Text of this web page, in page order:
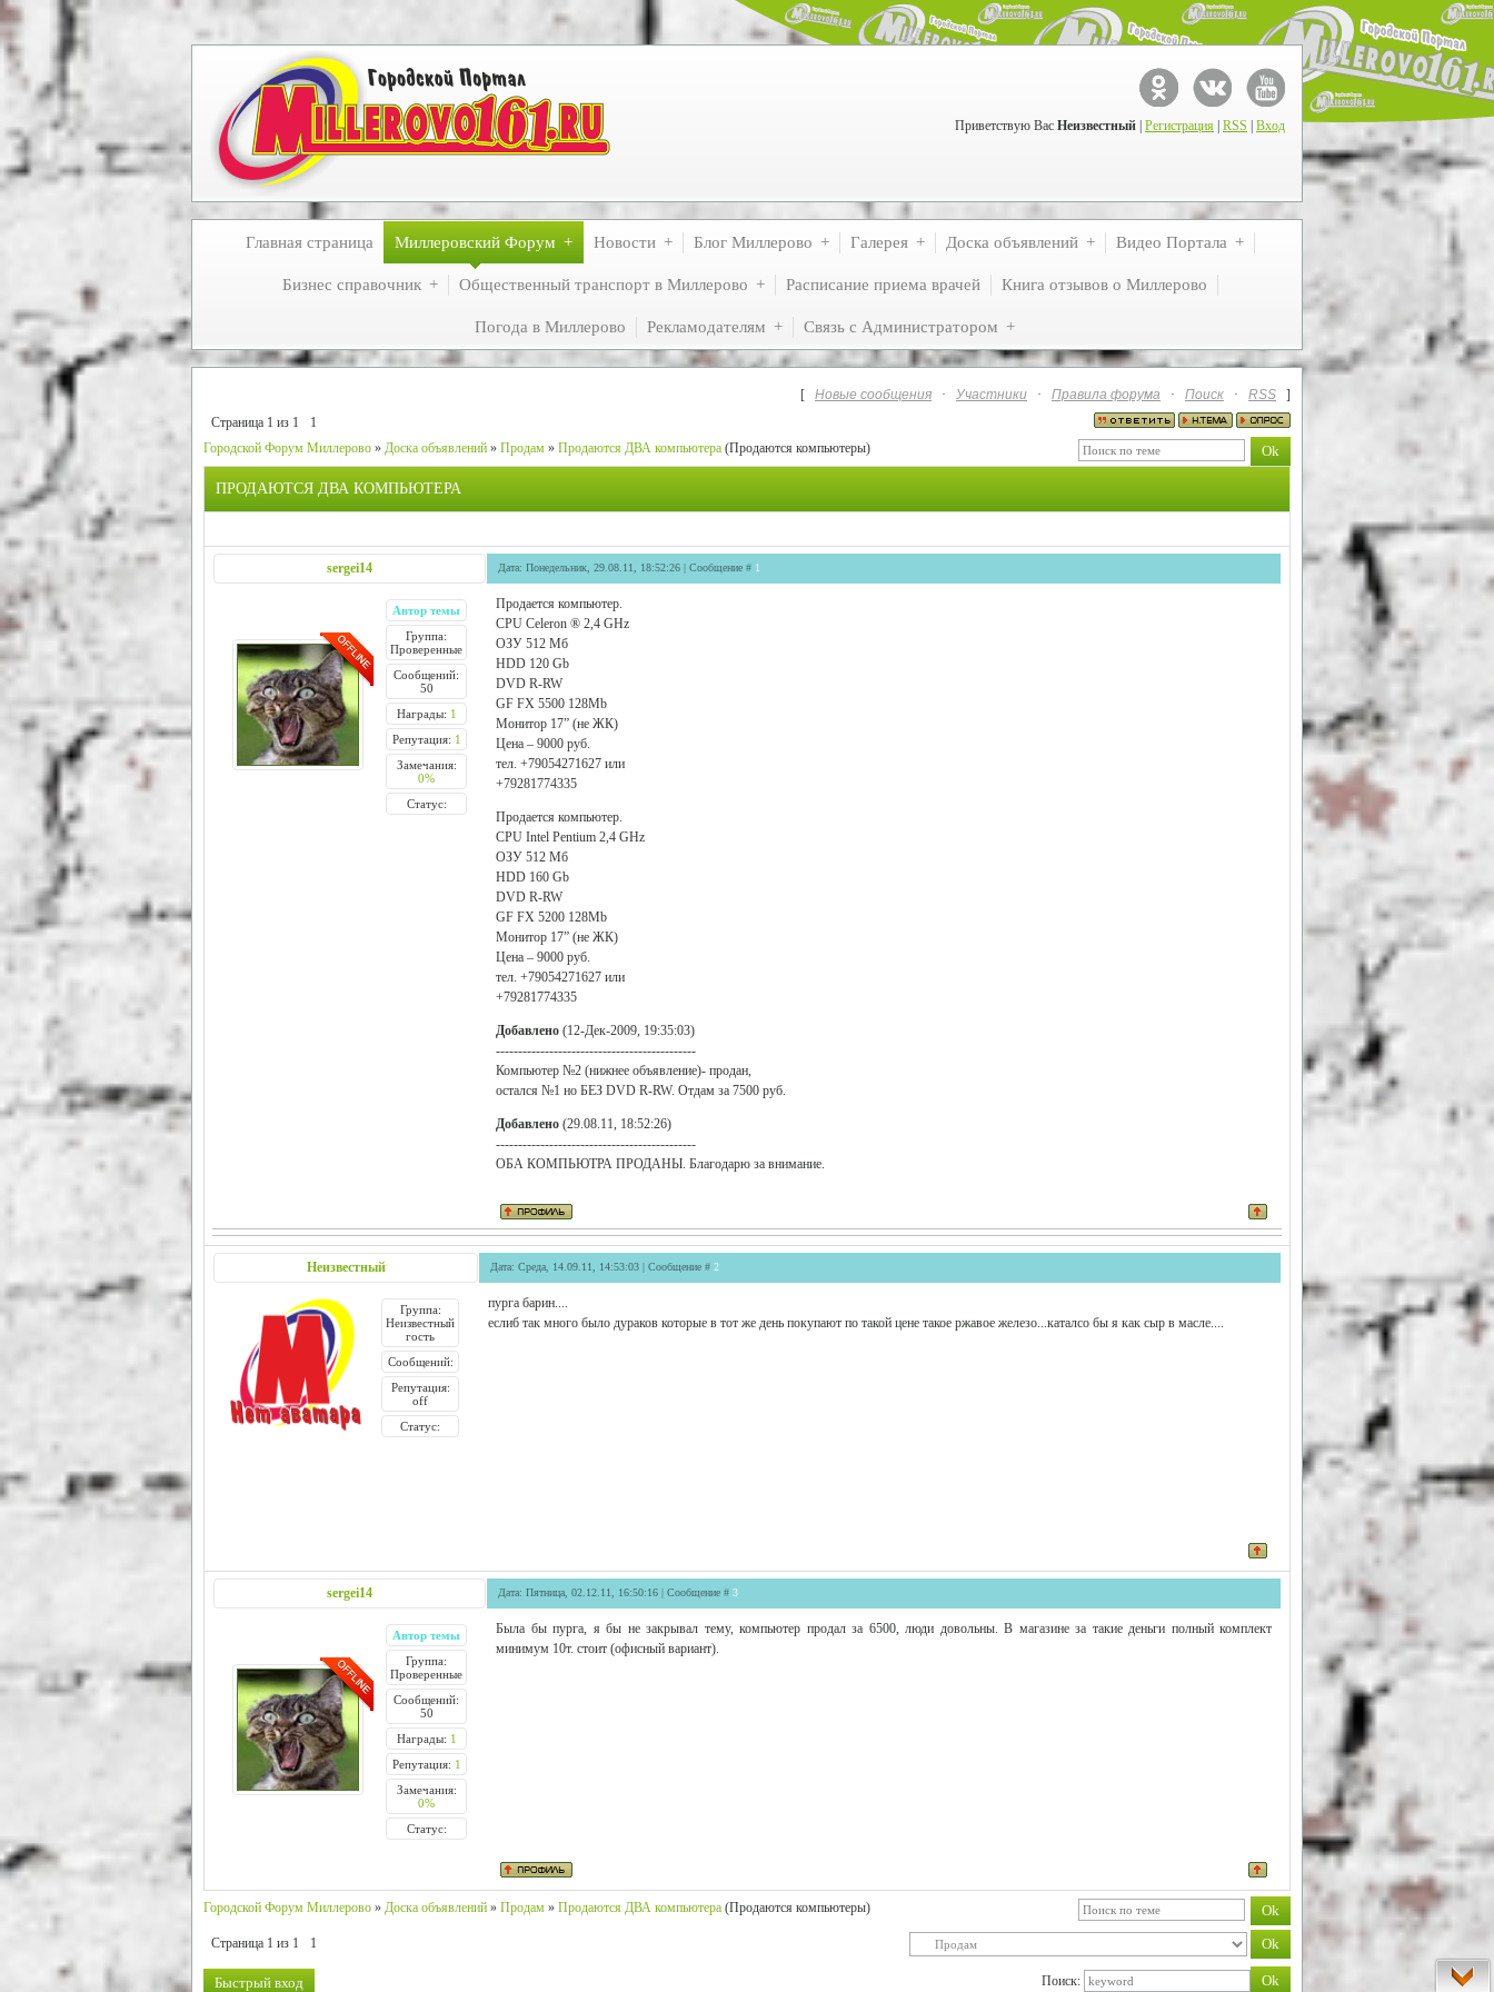
Приветствую Вас Неизвестный Регистрация RSS Вход
Главная страница Миллеровский Форум Новости Блог Миллерово Галерея Доска объявлений Видео Портала
Бизнес справочник Общественный транспорт в Миллерово Расписание приема врачей Книга отзывов о Миллерово
Погода в Миллерово Рекламодателям Связь с Администратором
[ Новые сообщения · Участники · Правила форума · Поиск · RSS
]
Страница 1 из 1
1
Городской Форум Миллерово » Доска объявлений » Продам » Продаются ДВА компьютера (Продаются компьютеры)
ПРОДАЮТСЯ ДВА КОМПЬЮТЕРА
sergei14 Дата: Понедельник, 29.08.11, 18:52:26 | Сообщение # 1
Автор темы
Группа:
Проверенные
Сообщений:
50
Награды: 1
Репутация: 1
Замечания:
0%
Статус:
Продается компьютер.
CPU Celeron ® 2,4 GHz
ОЗУ 512 Мб
HDD 120 Gb
DVD R-RW
GF FX 5500 128Mb
Монитор 17” (не ЖК)
Цена – 9000 руб.
тел. +79054271627 или
+79281774335
Продается компьютер.
CPU Intel Pentium 2,4 GHz
ОЗУ 512 Мб
HDD 160 Gb
DVD R-RW
GF FX 5200 128Mb
Монитор 17” (не ЖК)
Цена – 9000 руб.
тел. +79054271627 или
+79281774335
Добавлено (12-Дек-2009, 19:35:03)
---------------------------------------------
Компьютер №2 (нижнее объявление)- продан,
остался №1 но БЕЗ DVD R-RW. Отдам за 7500 руб.
Добавлено (29.08.11, 18:52:26)
---------------------------------------------
ОБА КОМПЬЮТРА ПРОДАНЫ. Благодарю за внимание.
Неизвестный Дата: Среда, 14.09.11, 14:53:03 | Сообщение # 2
Группа:
Неизвестный
гость
Сообщений:
Репутация:
off
Статус:
пурга барин....
еслиб так много было дураков которые в тот же день покупают по такой цене такое ржавое железо...каталсо бы я как сыр в масле....
sergei14 Дата: Пятница, 02.12.11, 16:50:16 | Сообщение # 3
Автор темы
Группа:
Проверенные
Сообщений:
50
Награды: 1
Репутация: 1
Замечания:
0%
Статус:
Была бы пурга, я бы не закрывал тему, компьютер продал за 6500, люди довольны. В магазине за такие деньги полный комплект
минимум 10т. стоит (офисный вариант).
Городской Форум Миллерово » Доска объявлений » Продам » Продаются ДВА компьютера (Продаются компьютеры)
Страница 1 из 1 1
Поиск: